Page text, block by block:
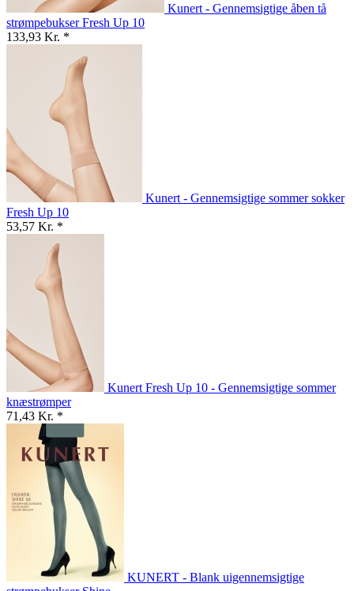
Kunert - Gennemsigtige åben tå
strømpebukser Fresh Up 10
133,93 Kr. *
Kunert - Gennemsigtige sommer sokker
Fresh Up 10
53,57 Kr. *
Kunert Fresh Up 10 - Gennemsigtige sommer
knæstrømper
71,43 Kr. *
KUNERT - Blank uigennemsigtige